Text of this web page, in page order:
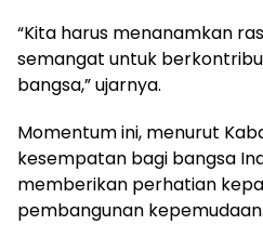
“Kita harus menanamkan
semangat untuk
bangsa,” ujarnya.
Momentum ini, menurut
kesempatan bagi bangsa
memberikan perhatian
pembangunan kepemudaan.